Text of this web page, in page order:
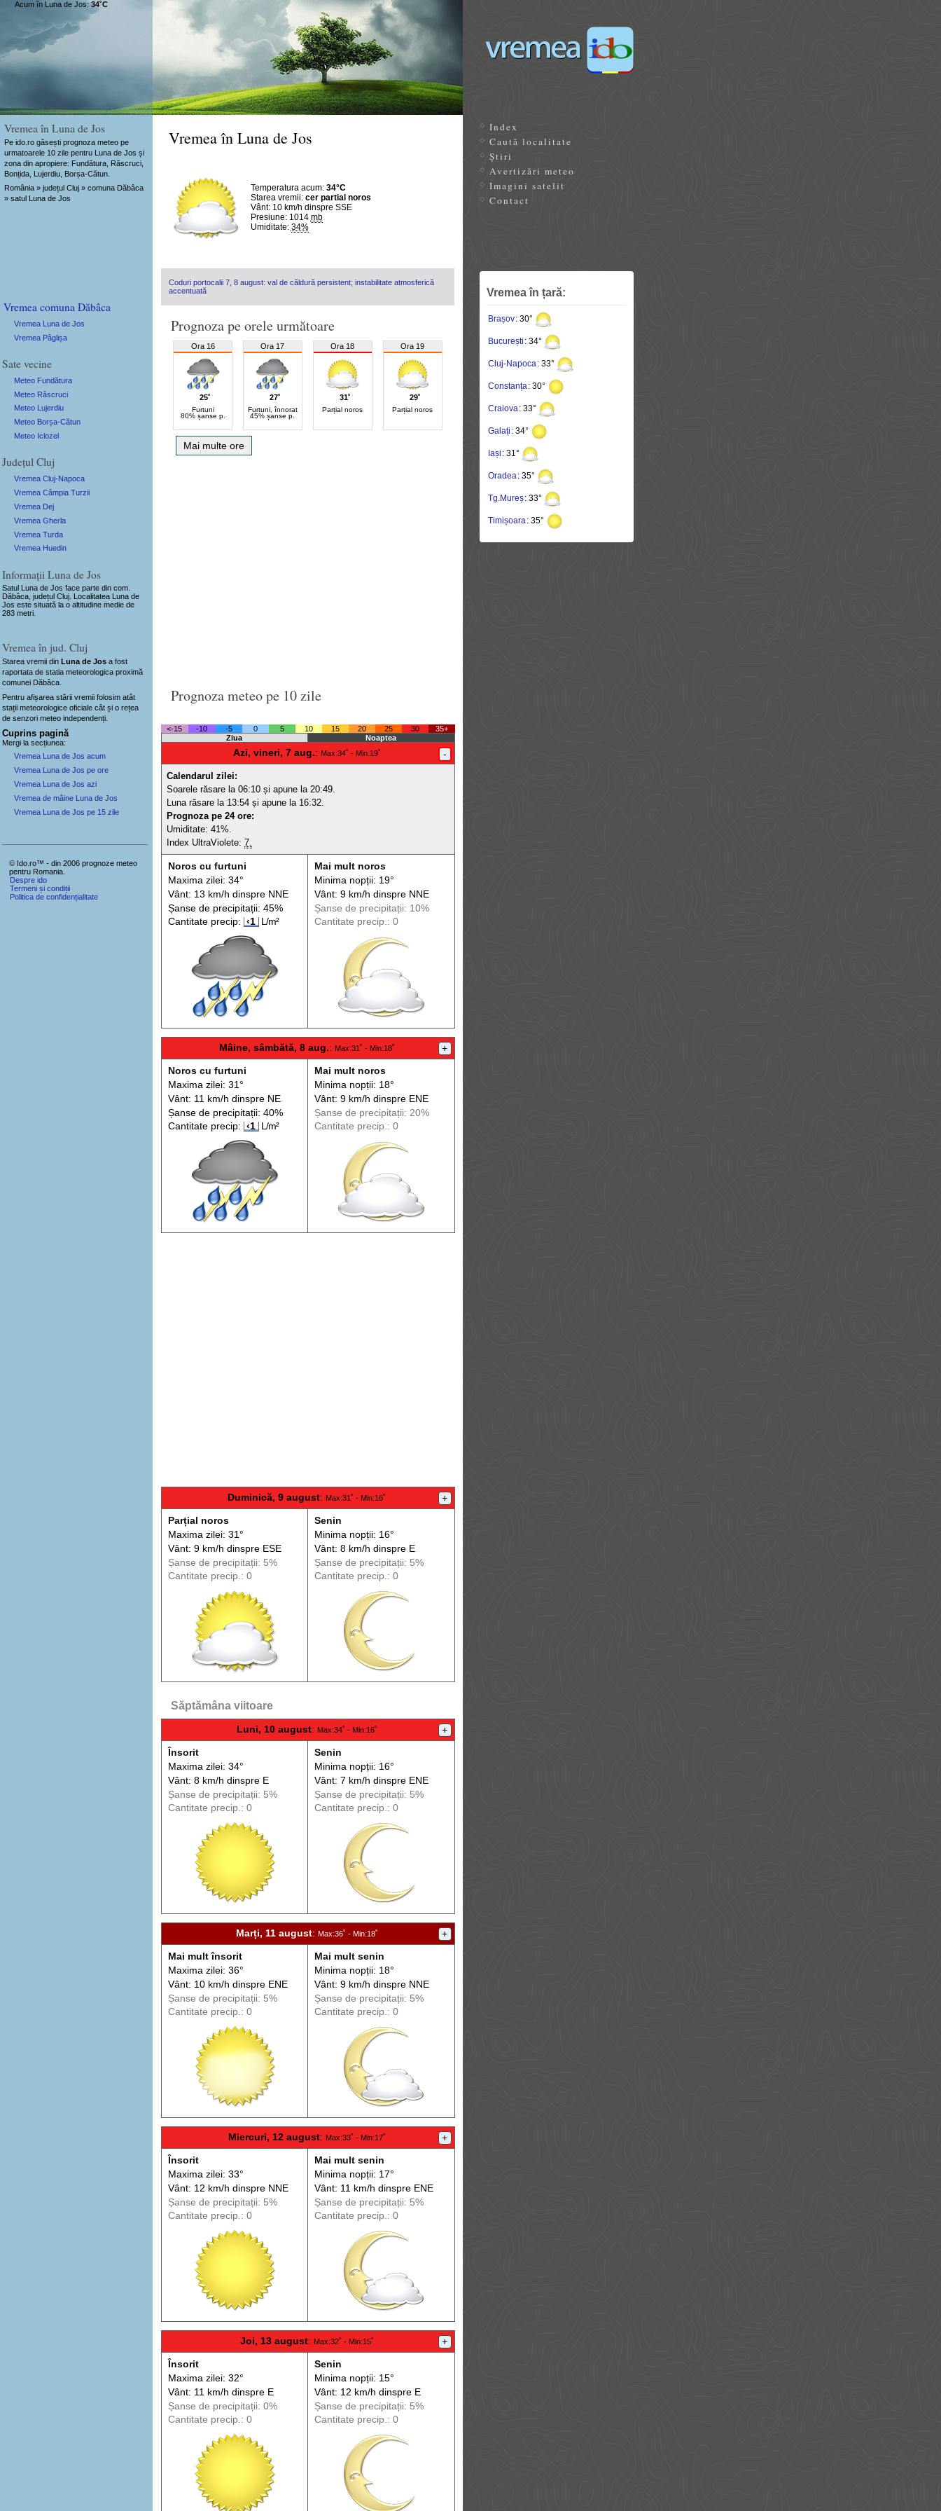
Vremea în Luna de Jos
Pe ido.ro găsești prognoza meteo pe
urmatoarele 10 zile pentru Luna de Jos și
zona din apropiere: Fundătura, Răscruci,
Bonțida, Lujerdiu, Borșa-Cătun.
România » județul Cluj » comuna Dăbâca
» satul Luna de Jos
Vremea în Luna de Jos
Temperatura acum: 34°C
Starea vremii: cer partial noros
Vânt: 10 km/h dinspre SSE
Presiune: 1014 mb
Umiditate: 34%
Acum în Luna de Jos:34˚C
Coduri portocalii 7, 8 august: val de căldură persistent; instabilitate atmosferică
accentuată
Prognoza pe orele următoare
Ora 16
25˚
Furtuni
80% șanse p.
Ora 17
27˚
Furtuni, înnorat
45% șanse p.
Ora 18
31˚
Parțial noros
Ora 19
29˚
Parțial noros
Mai multe ore
Prognoza meteo pe 10 zile
<-15 -10 -5 0 5 10 15 20 25 30
35+
Ziua
Noaptea
Azi, vineri, 7 aug.: Max:34˚ - Min:19˚ -
Calendarul zilei:
Soarele răsare la 06:10 și apune la 20:49.
Luna răsare la 13:54 și apune la 16:32.
Prognoza pe 24 ore:
Umiditate: 41%.
Index UltraViolete:7.
Noros cu furtuni
Maxima zilei: 34°
Vânt: 13 km/h dinspreNNE
Șanse de precipitații: 45%
Cantitate precip:
‹1 L/m²
Mai mult noros
Minima nopții: 19°
Vânt: 9 km/h dinspreNNE
Șanse de precipitații: 10%
Cantitate precip.: 0
Mâine, sâmbătă, 8 aug.: Max:31˚ - Min:18˚ +
Noros cu furtuni
Maxima zilei: 31°
Vânt: 11 km/h dinspreNE
Șanse de precipitații: 40%
Cantitate precip:
‹1 L/m²
Mai mult noros
Minima nopții: 18°
Vânt: 9 km/h dinspreENE
Șanse de precipitații: 20%
Cantitate precip.: 0
Duminică, 9 august: Max:31˚ - Min:16˚ +
Parțial noros
Maxima zilei: 31°
Vânt: 9 km/h dinspreESE
Șanse de precipitații: 5%
Cantitate precip.: 0
Senin
Minima nopții: 16°
Vânt: 8 km/h dinspreE
Șanse de precipitații: 5%
Cantitate precip.: 0
Săptămâna viitoare
Luni, 10 august: Max:34˚ - Min:16˚ +
Însorit
Maxima zilei: 34°
Vânt: 8 km/h dinspreE
Șanse de precipitații: 5%
Cantitate precip.: 0
Senin
Minima nopții: 16°
Vânt: 7 km/h dinspreENE
Șanse de precipitații: 5%
Cantitate precip.: 0
Marți, 11 august: Max:36˚ - Min:18˚ +
Mai mult însorit
Maxima zilei: 36°
Vânt: 10 km/h dinspreENE
Șanse de precipitații: 5%
Cantitate precip.: 0
Mai mult senin
Minima nopții: 18°
Vânt: 9 km/h dinspreNNE
Șanse de precipitații: 5%
Cantitate precip.: 0
Miercuri, 12 august: Max:33˚ - Min:17˚ +
Însorit
Maxima zilei: 33°
Vânt: 12 km/h dinspreNNE
Șanse de precipitații: 5%
Cantitate precip.: 0
Mai mult senin
Minima nopții: 17°
Vânt: 11 km/h dinspreENE
Șanse de precipitații: 5%
Cantitate precip.: 0
Joi, 13 august: Max:32˚ - Min:15˚ +
Însorit
Maxima zilei: 32°
Vânt: 11 km/h dinspreE
Șanse de precipitații: 0%
Cantitate precip.: 0
Senin
Minima nopții: 15°
Vânt: 12 km/h dinspreE
Șanse de precipitații: 5%
Cantitate precip.: 0
Index
Caută localitate
Știri
Avertizări meteo
Imagini satelit
Contact
Vremea în țară:
Brașov: 30°
București : 34°
Cluj-Napoca: 33°
Constanța: 30°
Craiova: 33°
Galați : 34°
Iași : 31°
Oradea: 35°
Tg.Mureș: 33°
Timișoara: 35°
Vremea comuna Dăbâca
Vremea Luna de Jos
Vremea Pâglișa
Sate vecine
Meteo Fundătura
Meteo Răscruci
Meteo Lujerdiu
Meteo Borșa-Cătun
Meteo Iclozel
Județul Cluj
Vremea Cluj-Napoca
Vremea Câmpia Turzii
Vremea Dej
Vremea Gherla
Vremea Turda
Vremea Huedin
Informații Luna de Jos
Satul Luna de Jos face parte din com.
Dăbâca, județul Cluj. Localitatea Luna de
Jos este situată la o altitudine medie de
283 metri.
Vremea în jud. Cluj
Starea vremii din Luna de Jos a fost
raportata de statia meteorologica proximă
comunei Dăbâca.
Pentru afișarea stării vremii folosim atât
stații meteorologice oficiale cât și o rețea
de senzori meteoindependenți
Cuprins pagină
Mergi la secțiunea:
Vremea Luna de Jos acum
Vremea Luna de Jos pe ore
Vremea Luna de Jos azi
Vremea de mâine Luna de Jos
Vremea Luna de Jos pe 15 zile
© Ido.ro™ - din 2006 prognoze meteo
pentru Romania.
Despre ido
Termeni și condiții
Politica de confidențialitate